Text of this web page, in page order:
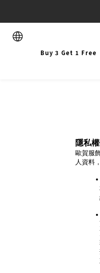
Buy 3 Get 1 Free
隱私
歐賀服
人資料